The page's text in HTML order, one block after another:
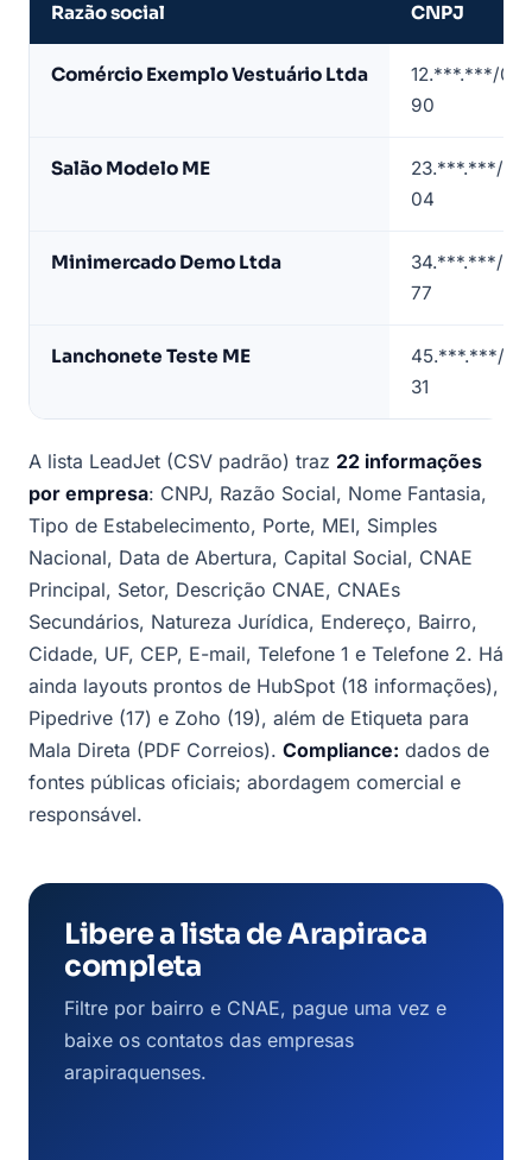
empresas
(dados
Razão social CNPJ
Comércio Exemplo Vestuário Ltda
12.***.***/
90
Salão Modelo ME
23.***.***/
04
Minimercado Demo Ltda
34.***.***/
77
Lanchonete Teste ME
45.***.***/
31
A lista LeadJet (CSV padrão) traz 22 informações
por empresa: CNPJ, Razão Social, Nome Fantasia,
Tipo de Estabelecimento, Porte, MEI, Simples
Nacional, Data de Abertura, Capital Social, CNAE
Principal, Setor, Descrição CNAE, CNAEs
Secundários, Natureza Jurídica, Endereço, Bairro,
Cidade, UF, CEP, E-mail, Telefone 1 e Telefone 2. Há
ainda layouts prontos de HubSpot (18 informações),
Pipedrive (17) e Zoho (19), além de Etiqueta para
Mala Direta (PDF Correios). Compliance: dados de
fontes públicas oficiais; abordagem comercial e
responsável.
Libere a lista de Arapiraca
completa
Filtre por bairro e CNAE, pague uma vez e
baixe os contatos das empresas
arapiraquenses.